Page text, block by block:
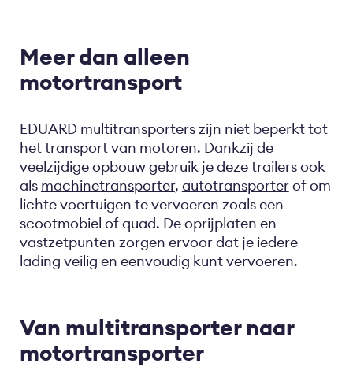
Meer dan alleen
motortransport
EDUARD multitransporters zijn niet beperkt tot
het transport van motoren. Dankzij de
veelzijdige opbouw gebruik je deze trailers ook
als machinetransporter, autotransporterof om
lichte voertuigen te vervoeren zoals een
scootmobiel of quad. De oprijplaten en
vastzetpunten zorgen ervoor dat je iedere
lading veilig en eenvoudig kunt vervoeren.
Van multitransporter naar
motortransporter